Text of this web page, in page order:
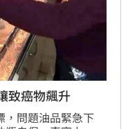
致癌物飆升
，問題油品緊急下